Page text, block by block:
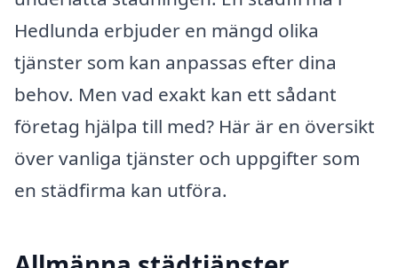
Hedlunda erbjuder en mängd olika
tjänster som kan anpassas efter dina
behov. Men vad exakt kan ett sådant
företag hjälpa till med? Här är en översikt
över vanliga tjänster och uppgifter som
en städfirma kan utföra.